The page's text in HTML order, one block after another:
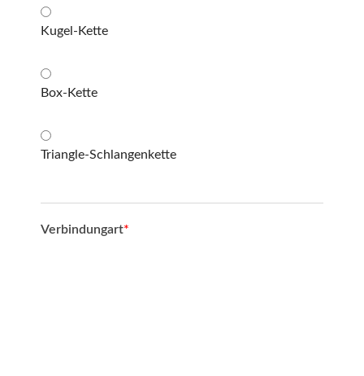
Kugel-Kette
Box-Kette
Triangle-Schlangenkette
*
Verbindungart